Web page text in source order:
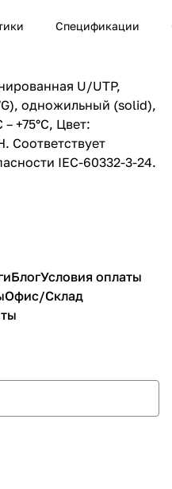
Спецификации
U/UTP,
одножильный (solid),
+75°C, Цвет:
Соответствует
IEC-60332-3-24.
БлогУсловия оплаты
Офис/Склад